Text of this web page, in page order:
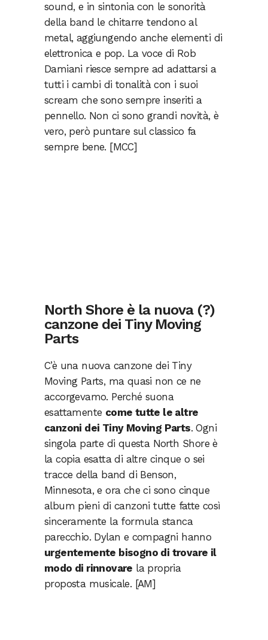
sound, e in sintonia con le sonorità
della band le chitarre tendono al
metal, aggiungendo anche elementi di
elettronica e pop. La voce di Rob
Damiani riesce sempre ad adattarsi a
tutti i cambi di tonalità con i suoi
scream che sono sempre inseriti a
pennello. Non ci sono grandi novità, è
vero, però puntare sul classico fa
sempre bene. [MCC]
North Shore è la nuova (?)
canzone dei Tiny Moving
Parts
C’è una nuova canzone dei Tiny
Moving Parts, ma quasi non ce ne
accorgevamo. Perché suona
esattamente come tutte le altre
canzoni dei Tiny Moving Parts. Ogni
singola parte di questa North Shore è
la copia esatta di altre cinque o sei
tracce della band di Benson,
Minnesota, e ora che ci sono cinque
album pieni di canzoni tutte fatte così
sinceramente la formula stanca
parecchio. Dylan e compagni hanno
urgentemente bisogno di trovare il
modo di rinnovare la propria
proposta musicale. [AM]